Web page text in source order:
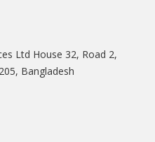
Ltd House 32, Road 2,
Bangladesh